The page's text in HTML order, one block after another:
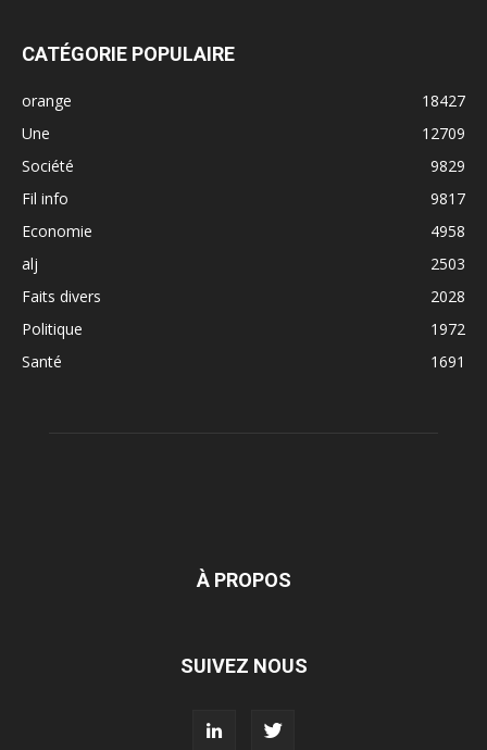
CATÉGORIE POPULAIRE
orange
18427
Une
12709
Société
9829
Fil info
9817
Economie
4958
alj
2503
Faits divers
2028
Politique
1972
Santé
1691
À PROPOS
SUIVEZ NOUS